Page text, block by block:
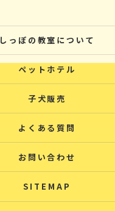
しっぽの教室について
ペットホテル
子犬販売
よくある質問
お問い合わせ
SITEMAP